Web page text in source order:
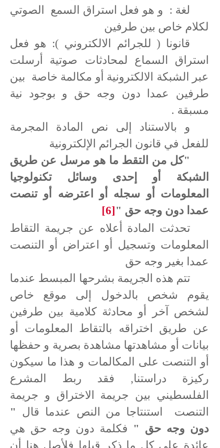
لغة :
و هو فعل استراق السمع
الصوتي
لكلام خاص بين طرفين
قانونا ( للجرائم الالكتروني ): هو فعل
استراق السماع لمحادثات صوتية أرسلت
عبر الشبكة الالكترونية أو مكالمة خاصة بين
طرفين عمدا دون وجه حق و بوجود نية
مسبقة .
و بالاستناد إلى نص المادة المجرمة
للفعل في قانون الجرائم الإلكترونية
"كل من التقط ما هو مرسل عن طريق
الشبكة أو إحدى وسائل تكنولوجيا
المعلومات أو سجله أو اعترضه أو تنصت
عمدا دون وجه حق "[6]
تحدثت المادة أعلاه عن جريمة التقاط
المعلومات وتسجيل أو اعتراض أو التنصت
عمدا بغير وجه حق
تتم هذه الجريمة بشرحها المبسط عندما
يقوم شخص بالدخول إلى موقع خاص
لشخص آخر أو محادثة كلامية بين طرفين
عن طريق اختراقه بالتقاط المعلومات أو
بيانات أو مشاهدتها مشاهدة بصرية و حفظها
أو التنصت على المكالمات و هذا ما سيكون
ركيزة دراستنا, فقد ربط المشرع
الفلسطيني بين جريمة الاختراق و جريمة
التنصت
استنتاجا من النص عندما قال
"
دون وجه حق " فكلمة دون وجه حق هي
عائدة على كل ما ذكر قبلها فلأصل هنا أن